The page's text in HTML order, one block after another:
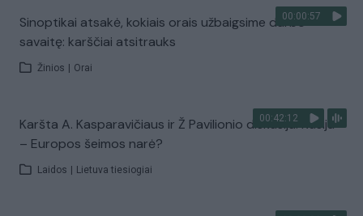
00:00:57
Sinoptikai atsakė, kokiais orais užbaigsime darbo
savaitę: karščiai atsitrauks
Žinios Orai
00:42:12
Karšta A. Kasparavičiaus ir Ž Pavilionio diskusija: Rusija
– Europos šeimos narė?
Laidos Lietuva tiesiogiai